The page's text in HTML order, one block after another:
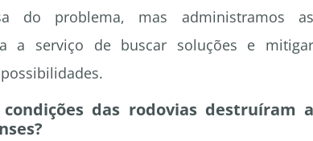
do problema, mas administramos as
a serviço de buscar soluções e mitigar
das rodovias destruíram a